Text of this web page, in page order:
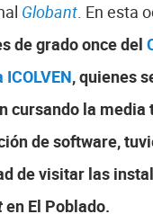
Globant. En esta
de grado once del
, quienes
cursando la media
de software,
de visitar las
en El Poblado.